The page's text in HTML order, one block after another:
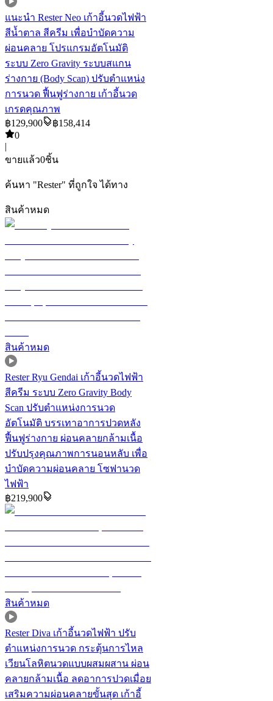
แนะนำ Rester Neo เก้าอี้นวดไฟฟ้า
สีน้ำตาล สีครีม เพื่อบำบัดความ
ผ่อนคลาย โปรแกรมอัตโนมัติ
ระบบ Zero Gravity ระบบสแกน
ร่างกาย (Body Scan) ปรับตำแหน่ง
การนวด ฟื้นฟูร่างกาย เก้าอี้นวด
เกรดคุณภาพ
฿129,900 ฿158,414
0
|
ขายแล้ว0ชิ้น
ค้นหา "Rester" ที่ถูกใจ ได้ทาง
สินค้าหมด
สินค้าหมด
Rester Ryu Gendai เก้าอี้นวดไฟฟ้า
สีครีม ระบบ Zero Gravity Body
Scan ปรับตำแหน่งการนวด
อัตโนมัติ บรรเทาอาการปวดหลัง
ฟื้นฟูร่างกาย ผ่อนคลายกล้ามเนื้อ
ปรับปรุงคุณภาพการนอนหลับ เพื่อ
บำบัดความผ่อนคลาย โซฟานวด
ไฟฟ้า
฿219,900
สินค้าหมด
Rester Diva เก้าอี้นวดไฟฟ้า ปรับ
ตำแหน่งการนวด กระตุ้นการไหล
เวียนโลหิตนวดแบบผสมผสาน ผ่อน
คลายกล้ามเนื้อ ลดอาการปวดเมื่อย
เสริมความผ่อนคลายขั้นสุด เก้าอี้